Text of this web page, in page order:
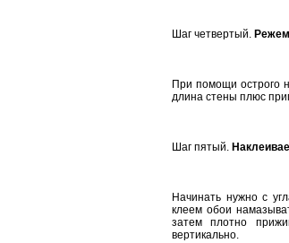
Шаг четвертый.
При помощи острого
длина стены плюс
Шаг пятый.
Начинать нужно с
клеем обои
затем плотно
вертикально.